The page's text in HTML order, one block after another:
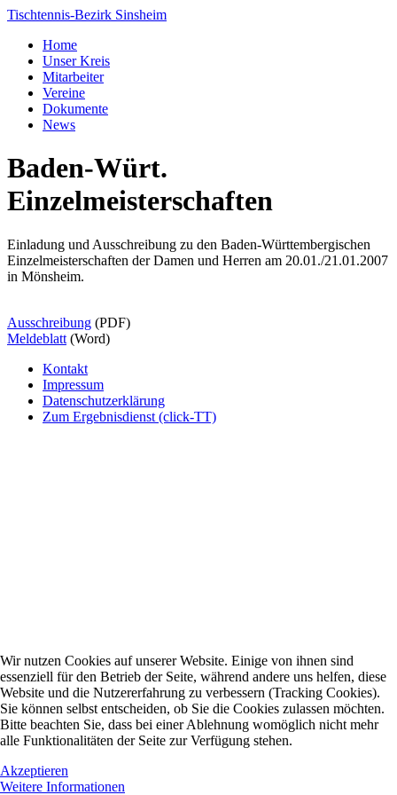
Tischtennis-Bezirk Sinsheim
Home
Unser Kreis
Mitarbeiter
Vereine
Dokumente
News
Baden-Würt.
Einzelmeisterschaften
Einladung und Ausschreibung zu den Baden-Württembergischen
Einzelmeisterschaften der Damen und Herren am 20.01./21.01.2007
in Mönsheim.
Ausschreibung (PDF)
Meldeblatt (Word)
Kontakt
Impressum
Datenschutzerklärung
Zum Ergebnisdienst (click-TT)
Wir nutzen Cookies auf unserer Website. Einige von ihnen sind
essenziell für den Betrieb der Seite, während andere uns helfen, diese
Website und die Nutzererfahrung zu verbessern (Tracking Cookies).
Sie können selbst entscheiden, ob Sie die Cookies zulassen möchten.
Bitte beachten Sie, dass bei einer Ablehnung womöglich nicht mehr
alle Funktionalitäten der Seite zur Verfügung stehen.
Akzeptieren
Weitere Informationen